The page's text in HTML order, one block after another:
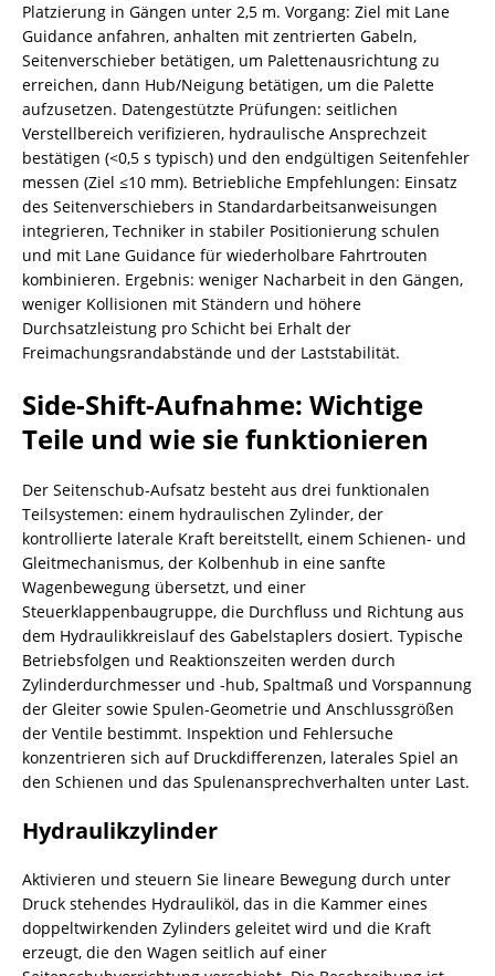
Platzierung in Gängen unter 2,5 m. Vorgang: Ziel mit Lane
Guidance anfahren, anhalten mit zentrierten Gabeln,
Seitenverschieber betätigen, um Palettenausrichtung zu
erreichen, dann Hub/Neigung betätigen, um die Palette
aufzusetzen. Datengestützte Prüfungen: seitlichen
Verstellbereich verifizieren, hydraulische Ansprechzeit
bestätigen (<0,5 s typisch) und den endgültigen Seitenfehler
messen (Ziel ≤10 mm). Betriebliche Empfehlungen: Einsatz
des Seitenverschiebers in Standardarbeitsanweisungen
integrieren, Techniker in stabiler Positionierung schulen
und mit Lane Guidance für wiederholbare Fahrtrouten
kombinieren. Ergebnis: weniger Nacharbeit in den Gängen,
weniger Kollisionen mit Ständern und höhere
Durchsatzleistung pro Schicht bei Erhalt der
Freimachungsrandabstände und der Laststabilität.
Side-Shift-Aufnahme: Wichtige
Teile und wie sie funktionieren
Der Seitenschub-Aufsatz besteht aus drei funktionalen
Teilsystemen: einem hydraulischen Zylinder, der
kontrollierte laterale Kraft bereitstellt, einem Schienen- und
Gleitmechanismus, der Kolbenhub in eine sanfte
Wagenbewegung übersetzt, und einer
Steuerklappenbaugruppe, die Durchfluss und Richtung aus
dem Hydraulikkreislauf des Gabelstaplers dosiert. Typische
Betriebsfolgen und Reaktionszeiten werden durch
Zylinderdurchmesser und -hub, Spaltmaß und Vorspannung
der Gleiter sowie Spulen-Geometrie und Anschlussgrößen
der Ventile bestimmt. Inspektion und Fehlersuche
konzentrieren sich auf Druckdifferenzen, laterales Spiel an
den Schienen und das Spulenansprechverhalten unter Last.
Hydraulikzylinder
Aktivieren und steuern Sie lineare Bewegung durch unter
Druck stehendes Hydrauliköl, das in die Kammer eines
doppeltwirkenden Zylinders geleitet wird und die Kraft
erzeugt, die den Wagen seitlich auf einer